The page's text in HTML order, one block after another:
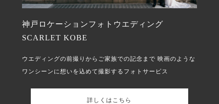
神戸ロケーションフォトウエディング
SCARLET KOBE
ウエディングの前撮りからご家族での記念まで 映画のような
ワンシーンに想いを込めて撮影するフォトサービス
詳しくはこちら